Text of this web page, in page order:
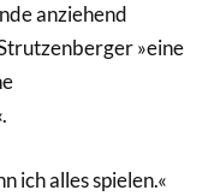
anziehend
»eine
ich alles spielen.«